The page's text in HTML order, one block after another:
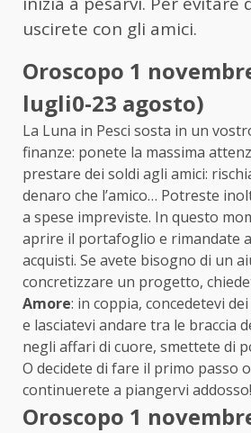
uscirete con gli amici.
Oroscopo 1
lugli0-23 agosto)
La Luna in Pesci sosta in un
finanze: ponete la massima
prestare dei soldi agli amici:
denaro che l’amico… Potreste
a spese impreviste. In questo
aprire il portafoglio e rimandate
acquisti. Se avete bisogno di un
concretizzare un progetto,
Amore: in coppia, concedetevi
e lasciatevi andare tra le braccia
negli affari di cuore, smettete di
O decidete di fare il primo passo
continuerete a piangervi addosso!
Oroscopo 1